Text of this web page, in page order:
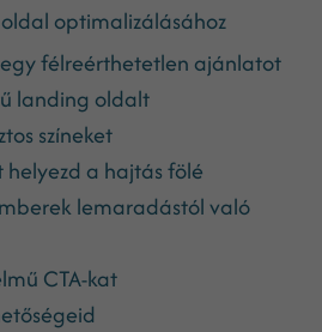
optimalizálásához
félreérthetetlen ajánlatot
landing oldalt
színeket
helyezd a hajtás fölé
lemaradástól való
CTA-kat